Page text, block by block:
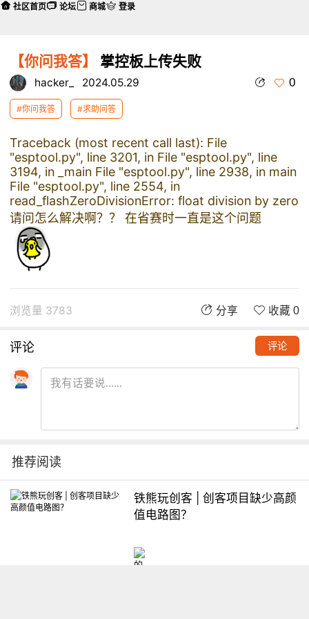
【你问我答】 掌控板上传失败
hacker_ 2024.05.29 0
#你问我答 #求助问答
Traceback (most recent call last): File
"esptool.py", line 3201, in File "esptool.py", line
3194, in _main File "esptool.py", line 2938, in main
File "esptool.py", line 2554, in
read_flashZeroDivisionError: float division by zero
请问怎么解决啊？？ 在省赛时一直是这个问题
浏览量 3783 分享 收藏 0
评论 评论
推荐阅读
铁熊玩创客 | 创客项目缺少高颜
值电路图？
社区首页 论坛 商城 登录